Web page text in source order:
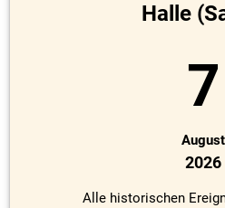
Halle
7
August
2026
Alle historischen